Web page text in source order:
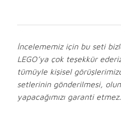
İncelememiz için bu seti
LEGO’ya çok teşekkür
tümüyle kişisel
setlerinin gönderilmesi,
yapacağımızı garanti etmez.